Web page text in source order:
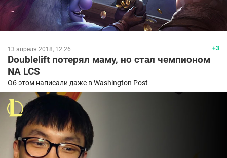
+3
13 апреля 2018, 12:26
Doublelift потерял маму, но стал чемпионом
NA LCS
Об этом написали даже в Washington Post